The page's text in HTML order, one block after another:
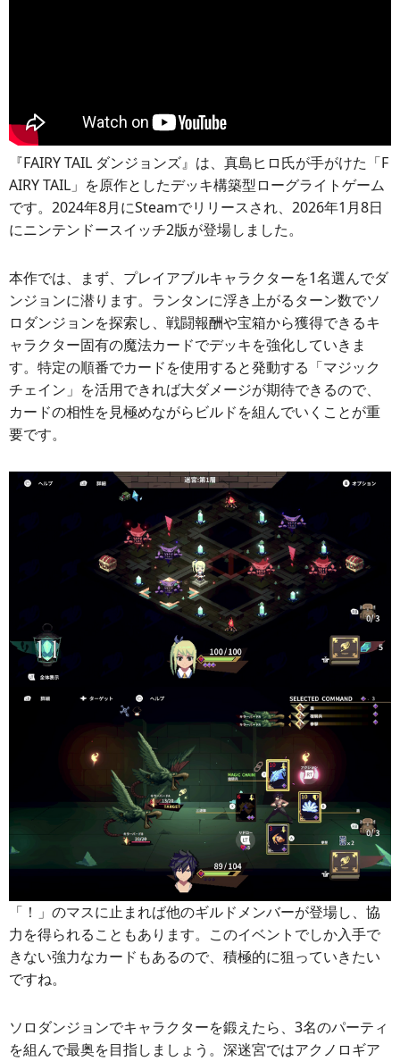
『FAIRY TAIL ダンジョンズ』は、真島ヒロ氏が手がけた「F
AIRY TAIL」を原作としたデッキ構築型ローグライトゲーム
です。2024年8月にSteamでリリースされ、2026年1月8日
にニンテンドースイッチ2版が登場しました。
本作では、まず、プレイアブルキャラクターを1名選んでダ
ンジョンに潜ります。ランタンに浮き上がるターン数でソ
ロダンジョンを探索し、戦闘報酬や宝箱から獲得できるキ
ャラクター固有の魔法カードでデッキを強化していきま
す。特定の順番でカードを使用すると発動する「マジック
チェイン」を活用できれば大ダメージが期待できるので、
カードの相性を見極めながらビルドを組んでいくことが重
要です。
「！」のマスに止まれば他のギルドメンバーが登場し、協
力を得られることもあります。このイベントでしか入手で
きない強力なカードもあるので、積極的に狙っていきたい
ですね。
ソロダンジョンでキャラクターを鍛えたら、3名のパーティ
を組んで最奥を目指しましょう。深迷宮ではアクノロギア